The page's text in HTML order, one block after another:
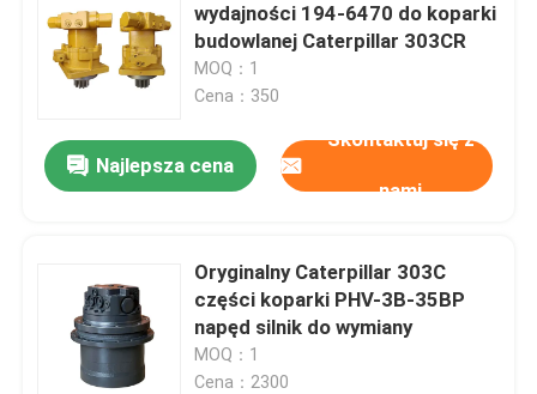
Produkty
O nas
wydajności 194-6470 do koparki
budowlanej Caterpillar 303CR
MOQ：1
Cena：350
Najlepsza cena
Skontaktuj się z
nami
Oryginalny Caterpillar 303C
części koparki PHV-3B-35BP
napęd silnik do wymiany
MOQ：1
Cena：2300